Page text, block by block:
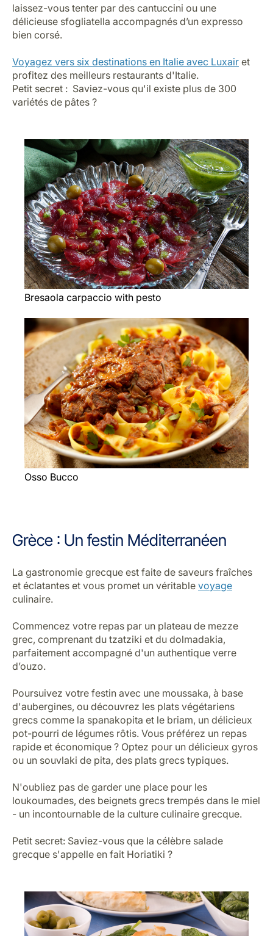
laissez-vous tenter par des cantuccini ou une
délicieuse sfogliatella accompagnés d’un expresso
bien corsé.
Voyagez vers six destinations en Italie avec Luxair et
profitez des meilleurs restaurants d'Italie.
Petit secret : Saviez-vous qu'il existe plus de 300
variétés de pâtes ?
Bresaola carpaccio with pesto
Osso Bucco
Grèce : Un festin Méditerranéen
La gastronomie grecque est faite de saveurs fraîches
et éclatantes et vous promet un véritable voyage
culinaire.
Commencez votre repas par un plateau de mezze
grec, comprenant du tzatziki et du dolmadakia,
parfaitement accompagné d'un authentique verre
d’ouzo.
Poursuivez votre festin avec une moussaka, à base
d'aubergines, ou découvrez les plats végétariens
grecs comme la spanakopita et le briam, un délicieux
pot-pourri de légumes rôtis. Vous préférez un repas
rapide et économique ? Optez pour un délicieux gyros
ou un souvlaki de pita, des plats grecs typiques.
N'oubliez pas de garder une place pour les
loukoumades, des beignets grecs trempés dans le miel
- un incontournable de la culture culinaire grecque.
Petit secret: Saviez-vous que la célèbre salade
grecque s'appelle en fait Horiatiki ?